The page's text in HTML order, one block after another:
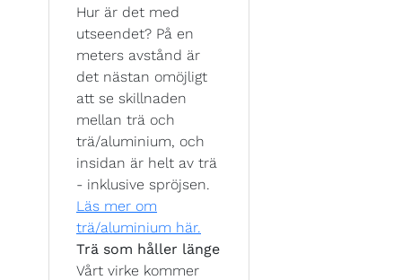
Hur är det med
utseendet? På en
meters avstånd är
det nästan omöjligt
att se skillnaden
mellan trä och
trä/aluminium, och
insidan är helt av trä
- inklusive spröjsen.
Läs mer om
trä/aluminium här.
Trä som håller länge
Vårt virke kommer